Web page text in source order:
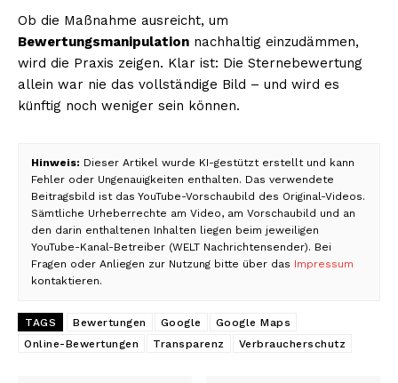
Ob die Maßnahme ausreicht, um
Bewertungsmanipulation nachhaltig einzudämmen,
wird die Praxis zeigen. Klar ist: Die Sternebewertung
allein war nie das vollständige Bild – und wird es
künftig noch weniger sein können.
Hinweis: Dieser Artikel wurde KI-gestützt erstellt und kann
Fehler oder Ungenauigkeiten enthalten. Das verwendete
Beitragsbild ist das YouTube-Vorschaubild des Original-Videos.
Sämtliche Urheberrechte am Video, am Vorschaubild und an
den darin enthaltenen Inhalten liegen beim jeweiligen
YouTube-Kanal-Betreiber (WELT Nachrichtensender). Bei
Fragen oder Anliegen zur Nutzung bitte über das Impressum
kontaktieren.
TAGS Bewertungen Google
Google Maps
Online-Bewertungen
Transparenz Verbraucherschutz